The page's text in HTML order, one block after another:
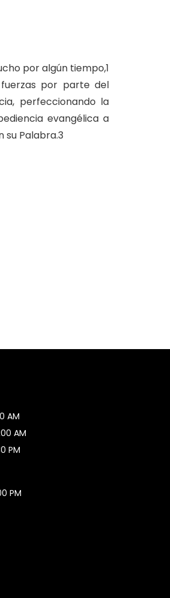
por algún tiempo,1
por parte del
perfeccionando la
evangélica a
su Palabra.3
AM
AM
PM
PM